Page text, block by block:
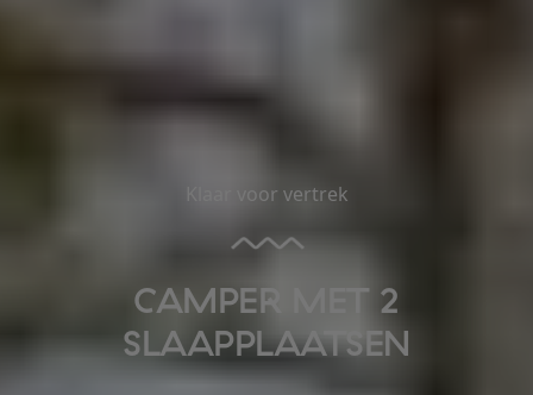
Klaar voor vertrek
CAMPER MET 2
SLAAPPLAATSEN